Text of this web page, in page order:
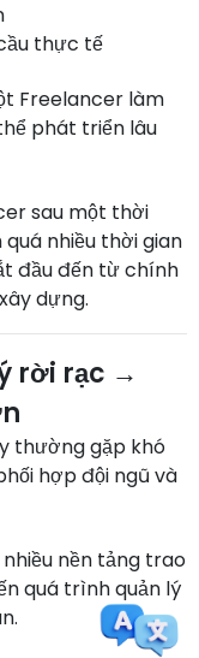
thực tế
Freelancer làm
phát triển lâu
sau một thời
nhiều thời gian
đầu đến từ chính
dựng.
rời rạc →
thường gặp khó
hợp đội ngũ và
nền tảng trao
quá trình quản lý